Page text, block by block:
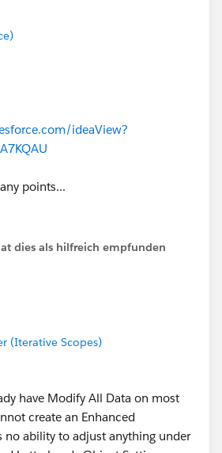
ideaView?
points...
dies als hilfreich empfunden
(Iterative Scopes)
have Modify All Data on most
create an Enhanced
no ability to adjust anything under